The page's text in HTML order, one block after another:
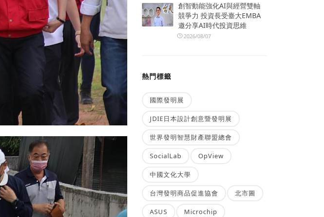
創智動能強化AI與經營雙軸
競爭力 投資長受臺大EMBA
邀分享AI時代投資思維
2026/08/07
熱門標籤
國際發明展
JDIE日本設計創意暨發明展
世界發明智慧財產聯盟總會
SocialLab OpView
中國文化大學
台灣發明商品促進協會 北市圖
ASUS Microchip